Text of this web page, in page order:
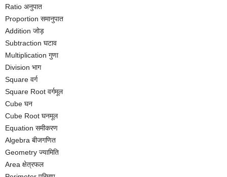
Ratio अनुपात
Proportion समानुपात
Addition जोड़
Subtraction घटाव
Multiplication गुणा
Division भाग
Square वर्ग
Square Root वर्गमूल
Cube घन
Cube Root घनमूल
Equation समीकरण
Algebra बीजगणित
Geometry ज्यामिति
Area क्षेत्रफल